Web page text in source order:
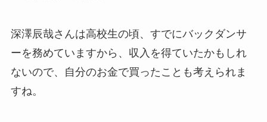
深澤辰哉さんは高校生の頃、すでにバックダンサ
ーを務めていますから、収入を得ていたかもしれ
ないので、自分のお金で買ったことも考えられま
すね。